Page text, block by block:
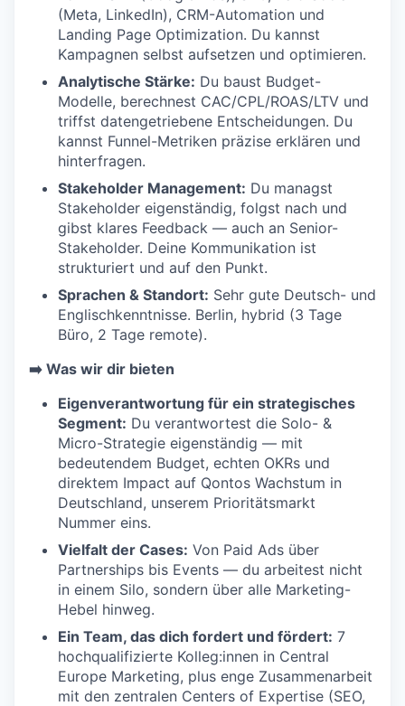
WHY INSIGHT?
PORTFOLIO
TEAM
IDEAS
EVENTS
SECTORS
(Meta, LinkedIn), CRM-Automation und
Landing Page Optimization. Du kannst
Kampagnen selbst aufsetzen und optimieren.
Analytische Stärke: Du baust Budget-
Modelle, berechnest CAC/CPL/ROAS/LTV und
triffst datengetriebene Entscheidungen. Du
kannst Funnel-Metriken präzise erklären und
hinterfragen.
Stakeholder Management: Du managst
Stakeholder eigenständig, folgst nach und
gibst klares Feedback — auch an Senior-
Stakeholder. Deine Kommunikation ist
strukturiert und auf den Punkt.
Sprachen & Standort: Sehr gute Deutsch- und
Englischkenntnisse. Berlin, hybrid (3 Tage
Büro, 2 Tage remote).
➡️ Was wir dir bieten
Eigenverantwortung für ein strategisches
Segment: Du verantwortest die Solo- &
Micro-Strategie eigenständig — mit
bedeutendem Budget, echten OKRs und
direktem Impact auf Qontos Wachstum in
Deutschland, unserem Prioritätsmarkt
Nummer eins.
Vielfalt der Cases: Von Paid Ads über
Partnerships bis Events — du arbeitest nicht
in einem Silo, sondern über alle Marketing-
Hebel hinweg.
Ein Team, das dich fordert und fördert: 7
hochqualifizierte Kolleg:innen in Central
Europe Marketing, plus enge Zusammenarbeit
mit den zentralen Centers of Expertise (SEO,